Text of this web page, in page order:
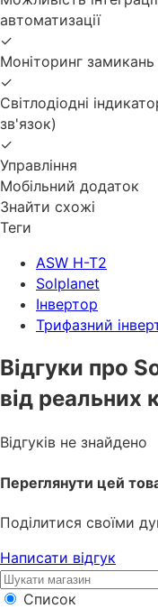
автоматизації
✓
Моніторинг
✓
Світлодіодні
зв'язок)
✓
Управління
Мобільний додаток
Знайти схожі
Теги
ASW Н-Т2
Solplanet
Інвертор
Трифазний
Відгуки про
від реальних
Відгуків не знайдено
Переглянути цей
Поділитися своїми
Написати відгук
Список